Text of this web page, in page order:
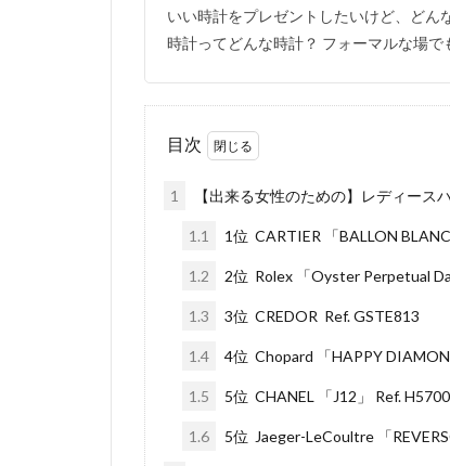
いい時計をプレゼントしたいけど、どん
時計ってどんな時計？ フォーマルな場
目次
1 【出来る女性のための】レディース
1.1 1位 CARTIER 「BALLON
1.2 2位 Rolex 「Oyster Perpetual
1.3 3位 CREDOR Ref. GSTE813
1.4 4位 Chopard 「HAPPY
1.5 5位 CHANEL 「J12」 Ref. H5700
1.6 5位 Jaeger-LeCoultre 「